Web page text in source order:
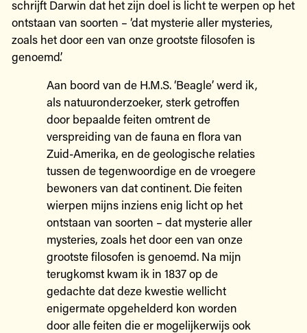
schrijft Darwin dat het zijn doel is licht te werpen op het
ontstaan van soorten – ‘dat mysterie aller mysteries,
zoals het door een van onze grootste filosofen is
genoemd’.
Aan boord van de H.M.S. ‘Beagle’ werd ik,
als natuuronderzoeker, sterk getroffen
door bepaalde feiten omtrent de
verspreiding van de fauna en flora van
Zuid-Amerika, en de geologische relaties
tussen de tegenwoordige en de vroegere
bewoners van dat continent. Die feiten
wierpen mijns inziens enig licht op het
ontstaan van soorten – dat mysterie aller
mysteries, zoals het door een van onze
grootste filosofen is genoemd. Na mijn
terugkomst kwam ik in 1837 op de
gedachte dat deze kwestie wellicht
enigermate opgehelderd kon worden
door alle feiten die er mogelijkerwijs ook